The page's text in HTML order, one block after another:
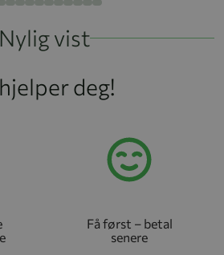
Nylig vist
deg!
Få først – betal
senere